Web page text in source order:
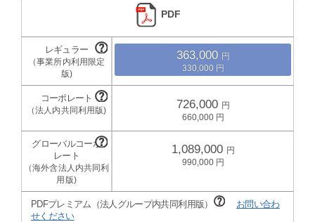
PDF
363,000
330,000
726,000
660,000
1,089,000
990,000
PDFプレミアム（法人グループ内共同利用版）
お問い合わ
せください